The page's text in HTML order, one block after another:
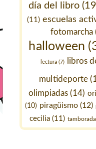
día del libro
(11) escuelas
fotomarcha
halloween
lectura (7) libros
multideporte
olimpiadas (14)
(10) piragüismo (12)
cecilia (11) tamborada